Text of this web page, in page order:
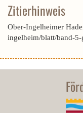
Zitierhinweis
Ober-Ingelheimer
ingelheim/blatt/band-